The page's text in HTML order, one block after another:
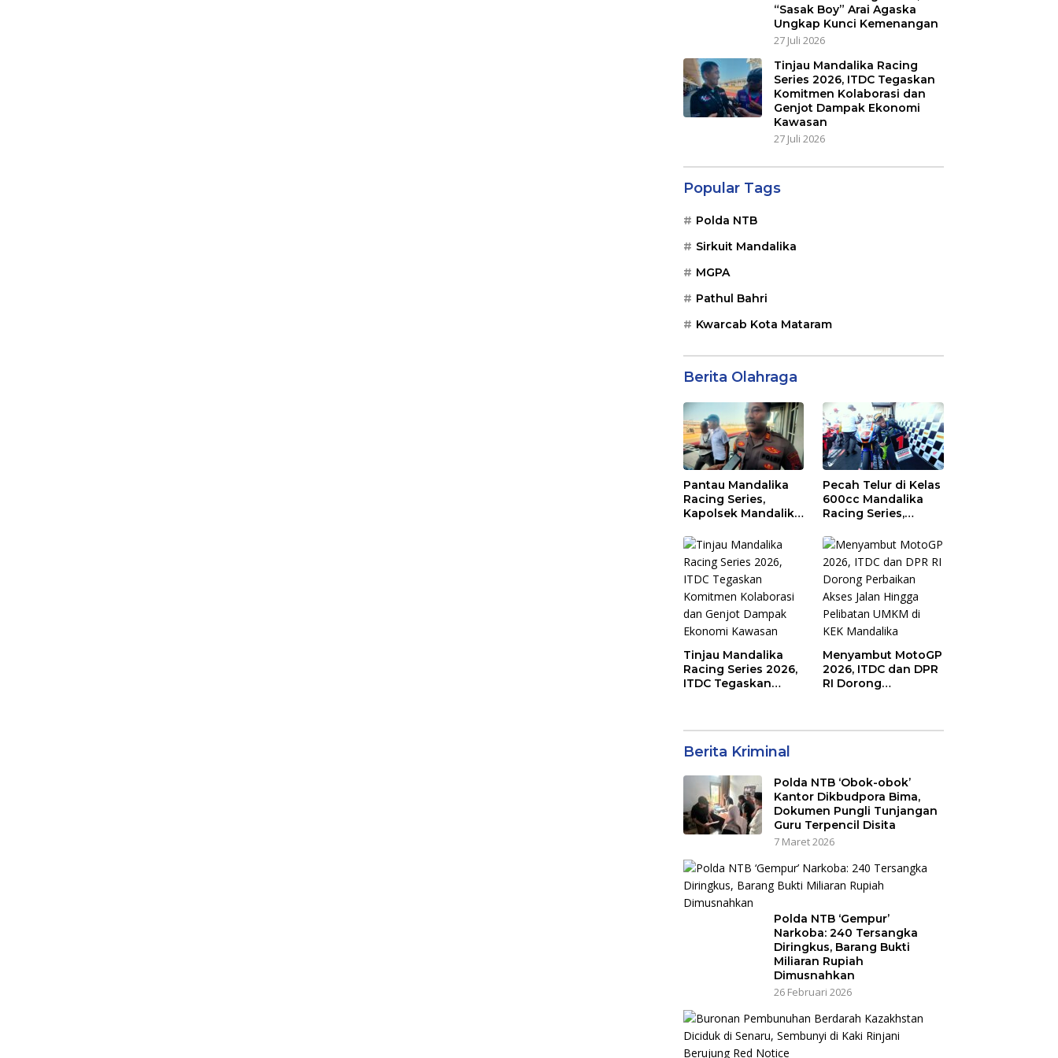
“Sasak Boy” Arai Agaska
Ungkap Kunci Kemenangan
27 Juli 2026
Tinjau Mandalika Racing
Series 2026, ITDC Tegaskan
Komitmen Kolaborasi dan
Genjot Dampak Ekonomi
Kawasan
27 Juli 2026
Popular Tags
Polda NTB
Sirkuit Mandalika
MGPA
Pathul Bahri
Kwarcab Kota Mataram
Berita Olahraga
Pantau Mandalika
Racing Series,
Kapolsek Mandalika
Muda Salurkan Hobi
di Sirkuit, Bukan
Jalan Raya
Pecah Telur di Kelas
600cc Mandalika
Racing Series,
Agaska Ungkap
Kunci Kemenangan
Tinjau Mandalika
Racing Series 2026,
ITDC Tegaskan
Menyambut MotoGP
2026, ITDC dan DPR
RI Dorong
Berita Kriminal
Polda NTB ‘Obok-obok’
Kantor Dikbudpora Bima,
Dokumen Pungli Tunjangan
Guru Terpencil Disita
7 Maret 2026
Polda NTB ‘Gempur’
Narkoba: 240 Tersangka
Diringkus, Barang Bukti
Miliaran Rupiah
Dimusnahkan
26 Februari 2026